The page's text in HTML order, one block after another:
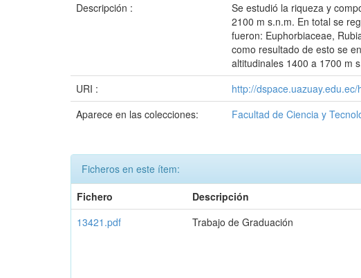
Descripción :
Se estudió la riqueza y
2100 m s.n.m. En total se
fueron: Euphorbiaceae,
como resultado de esto se
altitudinales 1400 a 1700 m
URI :
http://
Aparece en las colecciones:
Facultad de Ciencia y
Ficheros en este ítem:
Fichero
Descripción
13421.pdf
Trabajo de Graduación